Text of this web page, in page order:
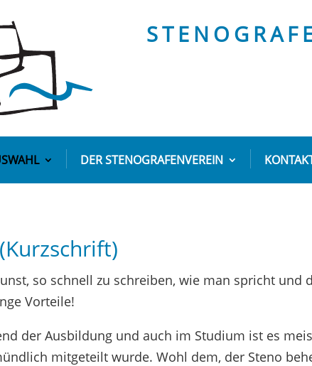
DER STENOGRAFENVEREIN
so schnell zu schreiben, wie man spricht und
Vorteile!
der Ausbil­dung und auch im Studium ist es
mitge­teilt wurde. Wohl dem, der Steno